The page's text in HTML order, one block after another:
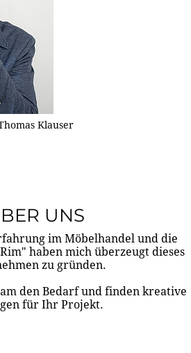
Klauser
UNS
im Möbelhandel und die
haben mich überzeugt dieses
zu gründen.
den Bedarf und finden kreative
für Ihr Projekt.